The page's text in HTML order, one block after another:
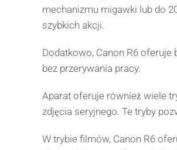
mechanizmu migawki lub do
szybkich akcji.
Dodatkowo, Canon R6 oferuje
bez przerywania pracy.
Aparat oferuje również wiele
zdjęcia seryjnego. Te tryby
W trybie filmów, Canon R6